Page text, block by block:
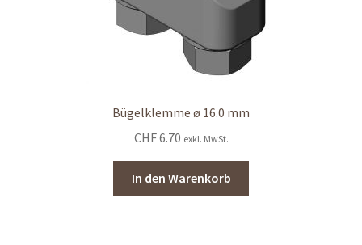
Bügelklemme ø 16.0 mm
CHF6.70 exkl. MwSt.
In den Warenkorb